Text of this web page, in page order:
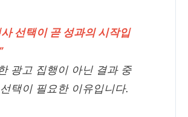
사 선택이 곧 성과의 시작입
광고 집행이 아닌 결과 중
택이 필요한 이유입니다.